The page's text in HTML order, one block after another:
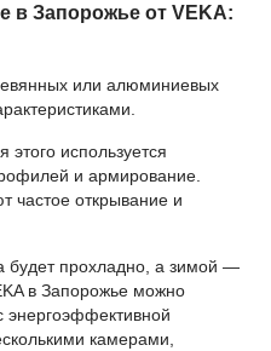
в Запорожье от VEKA:
или алюминиевых
используется
и армирование.
частое открывание и
будет прохладно, а зимой —
в Запорожье можно
энергоэффективной
камерами,